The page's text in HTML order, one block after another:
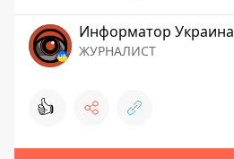
Информатор Украина
ЖУРНАЛИСТ
👍